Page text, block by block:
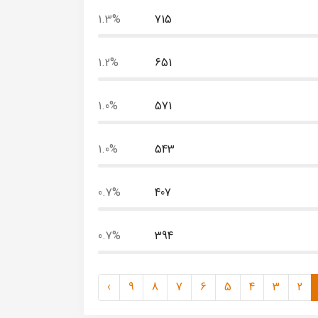
715
1.3%
651
1.2%
571
1.0%
543
1.0%
407
0.7%
394
0.7%
2
3
4
5
6
7
8
9
›